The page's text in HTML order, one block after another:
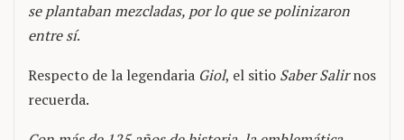
se plantaban mezcladas, por lo que se polinizaron
entre sí.
Respecto de la legendaria Giol, el sitio Saber Salirnos
recuerda.